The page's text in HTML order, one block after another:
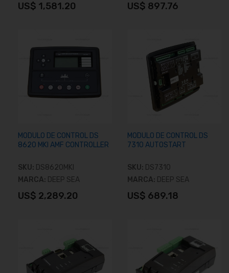
US$ 1,581.20 US$ 897.76
MODULO DE CONTROL DS
8620 MKI AMF CONTROLLER
SKU: DS8620MKI
MARCA: DEEP SEA
US$ 2,289.20
MODULO DE CONTROL DS
7310 AUTOSTART
SKU: DS7310
MARCA: DEEP SEA
US$ 689.18